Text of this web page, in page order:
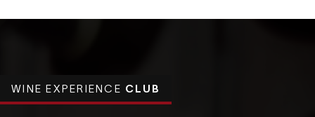
WINE EXPERIENCE CLUB